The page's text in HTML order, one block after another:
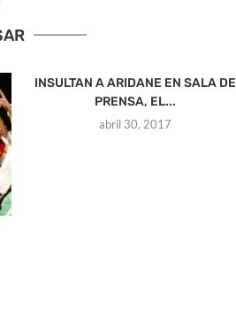
INSULTAN A ARIDANE EN SALA DE
PRENSA, EL...
abril 30, 2017